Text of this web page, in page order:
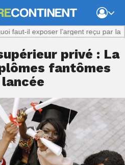
il exposer l’argent reçu par la
privé : La
fantômes